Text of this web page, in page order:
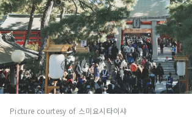
Picture courtesy of 스미요시타이샤